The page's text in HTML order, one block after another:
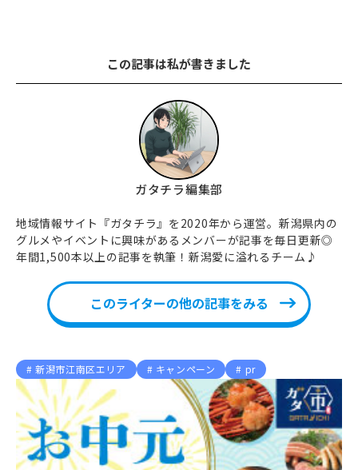
この記事は私が書きました
ガタチラ編集部
地域情報サイト『ガタチラ』を2020年から運営。新潟県内の
グルメやイベントに興味があるメンバーが記事を毎日更新◎
年間1,500本以上の記事を執筆！新潟愛に溢れるチーム♪
このライターの他の記事をみる
新潟市江南区エリア キャンペーン pr